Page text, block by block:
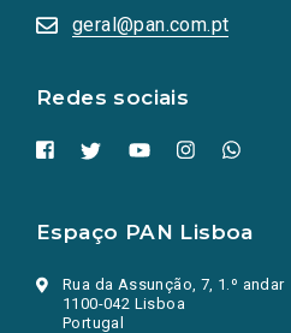
geral@pan.com.pt
Redes sociais
numa
nova
Espaço PAN Lisboa
Rua da Assunção, 7, 1.º andar
1100-042 Lisboa
Portugal